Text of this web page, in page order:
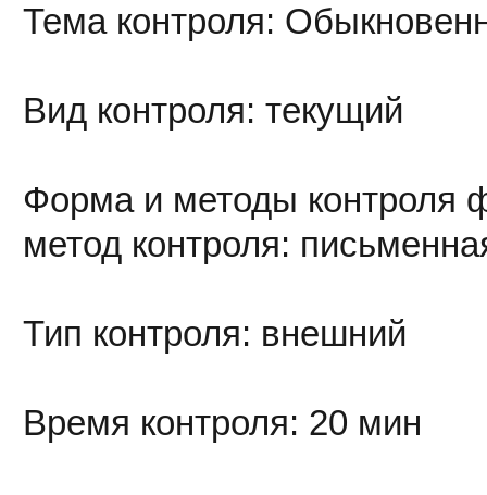
Тема контроля:
Вид контроля: текущий
Форма и методы контроля
метод контроля:
Тип контроля: внешний
Время контроля: 20 мин